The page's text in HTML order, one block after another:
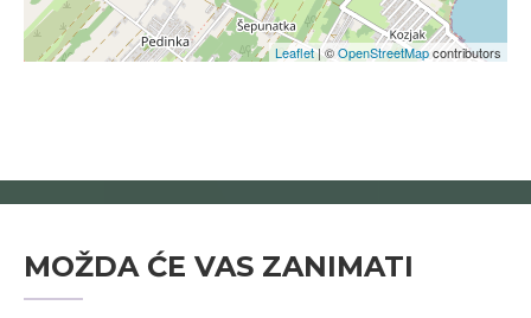
Leaflet| ©OpenStreetMapcontributors
MOŽDA ĆE VAS ZANIMATI